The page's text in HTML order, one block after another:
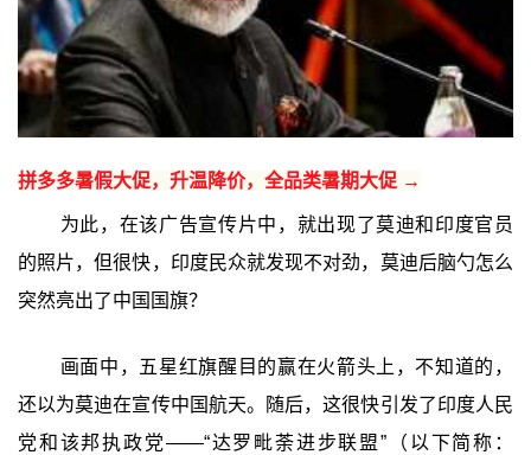
拼多多暑假大促，升温降价，全品类暑期大促 →
为此，在该广告宣传片中，就出现了莫迪和印度官员
的照片，但很快，印度民众就发现不对劲，莫迪后脑勺怎么
突然亮出了中国国旗？
画面中，五星红旗醒目的赢在火箭头上，不知道的，
还以为莫迪在宣传中国航天。随后，这很快引发了印度人民
党和该邦执政党——“达罗毗荼进步联盟”（以下简称：